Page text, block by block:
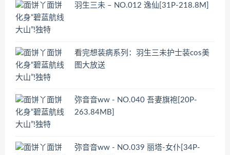
羽生三未 – NO.012 逸仙[31P-218.8M]
看完想装病系列：羽生三未护士装cos美
图大放送
弥音音ww - NO.040 吾妻旗袍[20P-
263.84MB]
弥音音ww - NO.039 丽塔-女仆[34P-